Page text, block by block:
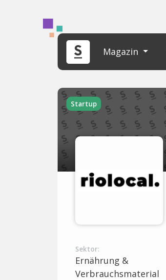
Magazin
Startup
Sektor:
Ernährung &
Verbrauchsmaterial